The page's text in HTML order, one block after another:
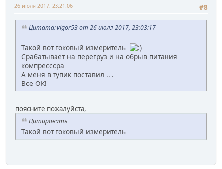
#8
26 июля 2017, 23:21:06
Цитата: vigor53 от 26 июля 2017, 23:03:17
Такой вот токовый измеритель
Срабатывает на перегруз и на обрыв питания
компрессора
А меня в тупик поставил ....
Все ОК!
поясните пожалуйста,
Цитировать
Такой вот токовый измеритель